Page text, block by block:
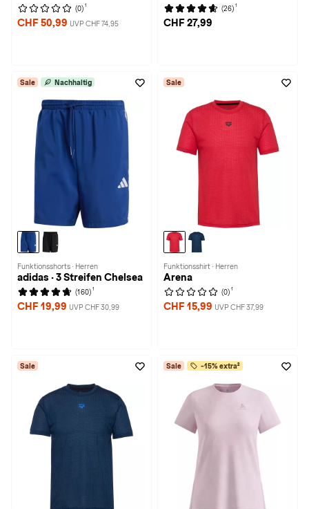
(0) 1
CHF 50,99 UVP CHF 74,95
(26) 1
CHF 27,99
Sale Nachhaltig
Funktionsshorts · Herren
adidas · 3 Streifen Chelsea
(160) 1
CHF 19,99 UVP CHF 30,99
Sale
Funktionsshirt · Herren
Arena
(0) 1
CHF 15,99 UVP CHF 37,99
Sale Sale -15% extra²